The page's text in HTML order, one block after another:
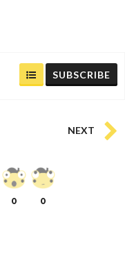
SUBSCRIBE
NEXT
0 0